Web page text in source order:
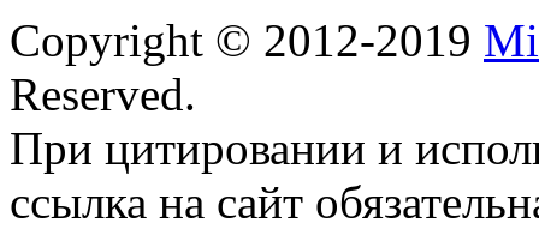
Copyright © 2012-2019
Reserved.
При цитировании и
ссылка на сайт